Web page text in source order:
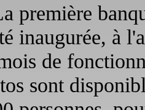
première
inaugurée, à
de
sont